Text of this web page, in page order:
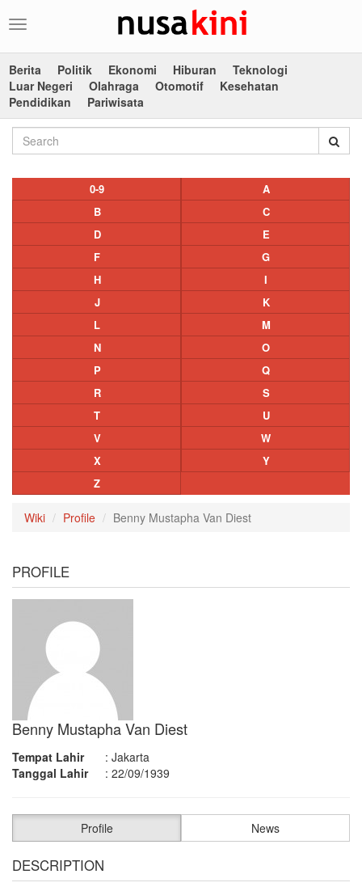
Toggle
Berita
Politik Ekonomi Hiburan
Teknologi
Luar Negeri
Olahraga Otomotif
Kesehatan
Pendidikan
Pariwisata
0-9
A
B
C
D
E
F
G
H
I
J
K
L
M
N
O
P
Q
R
S
T
U
V
W
X
Y
Z
Wiki Profile Benny Mustapha Van Diest
PROFILE
Benny Mustapha Van Diest
Tempat Lahir : Jakarta
Tanggal Lahir
: 22/09/1939
Profile News
DESCRIPTION